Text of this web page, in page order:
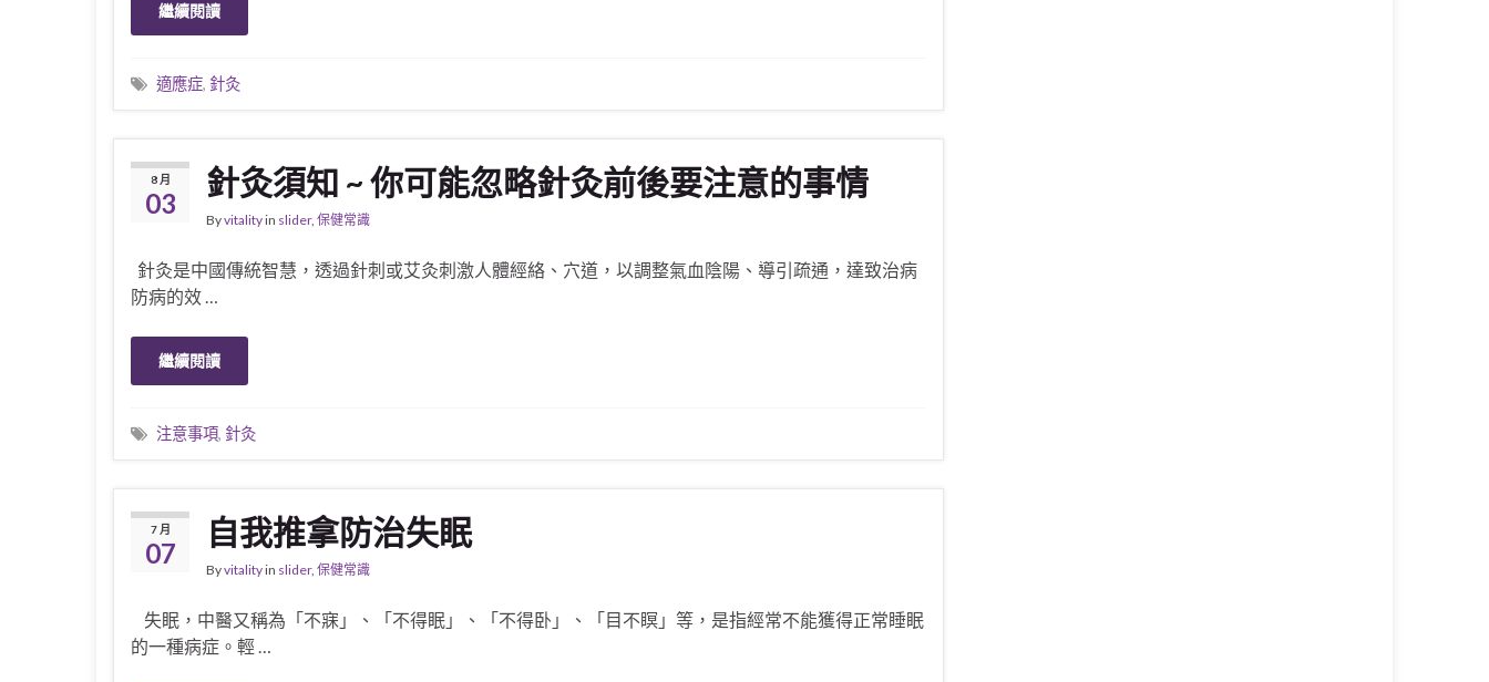
繼續閱讀
適應症, 針灸
8 月
03
針灸須知 ~ 你可能忽略針灸前後要注意的事情
Byvitalityin slider, 保健常識
針灸是中國傳統智慧，透過針刺或艾灸刺激人體經絡、穴道，以調整氣血陰陽、導引疏通，達致治病
防病的效 …
繼續閱讀
注意事項, 針灸
7 月
07
自我推拿防治失眠
Byvitalityin slider, 保健常識
失眠，中醫又稱為「不寐」、「不得眠」、「不得卧」、「目不瞑」等，是指經常不能獲得正常睡眠
的一種病症。輕 …